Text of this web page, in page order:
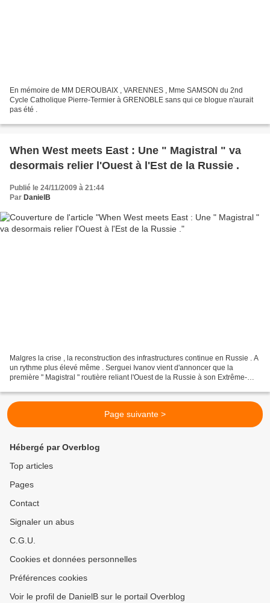
En mémoire de MM DEROUBAIX , VARENNES , Mme SAMSON du 2nd
Cycle Catholique Pierre-Termier à GRENOBLE sans qui ce blogue n'aurait
pas été .
When West meets East : Une " Magistral " va
desormais relier l'Ouest à l'Est de la Russie .
Publié le 24/11/2009 à 21:44
Par DanielB
Malgres la crise , la reconstruction des infrastructures continue en Russie . A
un rythme plus élevé même . Serguei Ivanov vient d'annoncer que la
première " Magistral " routière reliant l'Ouest de la Russie à son Extrême-
Page suivante >
Hébergé par Overblog
Top articles
Pages
Contact
Signaler un abus
C.G.U.
Cookies et données personnelles
Préférences cookies
Voir le profil de DanielB sur le portail Overblog